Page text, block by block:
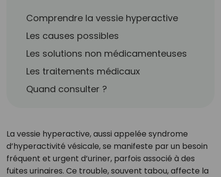
Comprendre la vessie hyperactive
Les causes possibles
Les solutions non médicamenteuses
Les traitements médicaux
Quand consulter ?
La vessie hyperactive, aussi appelée syndrome
d’hyperactivité vésicale, se manifeste par un besoin
fréquent et urgent d’uriner, parfois associé à des
fuites urinaires. Ce trouble, souvent tabou, affecte la